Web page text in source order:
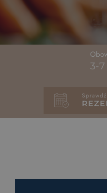
Wyjątkowe
Wyśnij się
3-